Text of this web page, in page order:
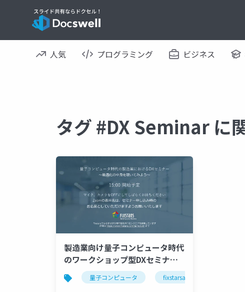
人気 プログラミング ビジネス
タグ #DX Seminar に
製造業向け量子コンピュータ時代
のワークショップ型DXセミナー
～生産計画最適化の中身を覗いて
みよう～（2022/07/20）
量子コンピュータ fixstarsamplifyシリーズ